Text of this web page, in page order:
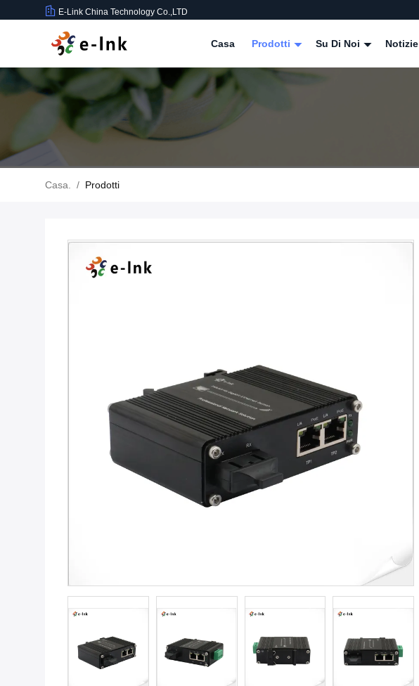
E-Link China Technology Co.,LTD
Casa Prodotti Su Di Noi Notizie
Casa. / Prodotti